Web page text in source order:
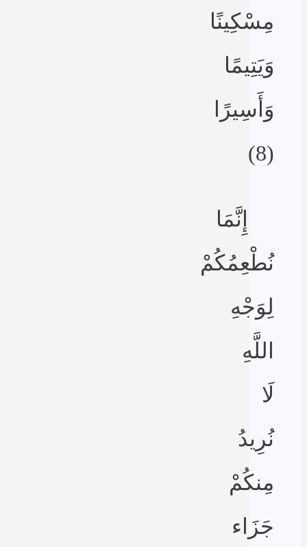
مِسْكِينًا
وَيَتِيمًا
وَأَسِيرًا
(8)
إِنَّمَا
نُطْعِمُكُمْ
لِوَجْهِ
اللَّهِ
لَا
نُرِيدُ
مِنكُمْ
جَزَاء